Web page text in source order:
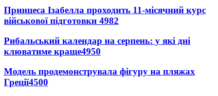
Принцеса Ізабелла проходить 11-місячний курс
військової підготовки 4982
Рибальський календар на серпень: у які дні
клюватиме краще4950
Модель продемонструвала фігуру на пляжах
Греції4500